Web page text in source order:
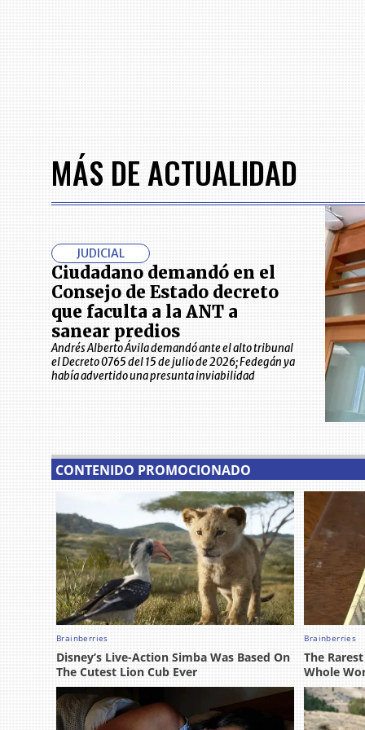
MÁS DE ACTUALIDAD
JUDICIAL
Ciudadano demandó en el
Consejo de Estado decreto
que faculta a la ANT a
sanear predios
Andrés Alberto Ávila demandó ante el alto tribunal
el Decreto 0765 del 15 de julio de 2026; Fedegán ya
había advertido una presunta inviabilidad